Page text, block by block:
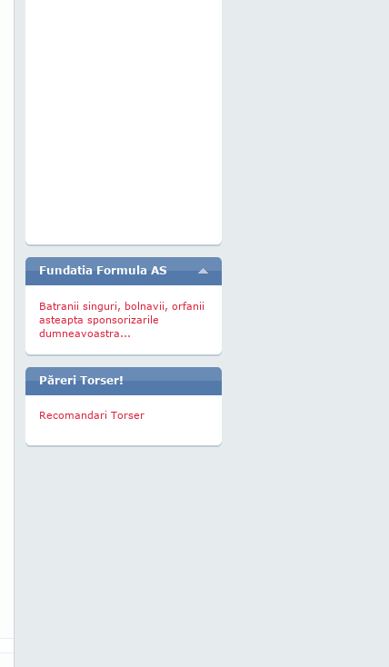
Fundatia Formula AS
Batranii singuri, bolnavii, orfanii
asteapta sponsorizarile
dumneavoastra...
Păreri Torser!
Recomandari Torser